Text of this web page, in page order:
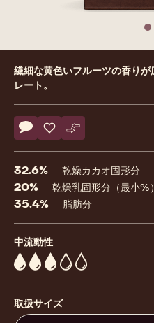
Product
information
繊細な黄色いフルーツの香り
レート。
Actions
コメント
- Java保存
- Java比較
- Java
32.6% 乾燥カカオ固形分
20% 乾燥乳固形分（最小%）
35.4% 脂肪分
中流動性
3
取扱サイズ